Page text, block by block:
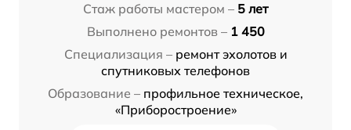
Стаж работы мастером – 5 лет
Выполнено ремонтов – 1 450
Специализация – ремонт эхолотов и
спутниковых телефонов
Образование – профильное техническое,
«Приборостроение»